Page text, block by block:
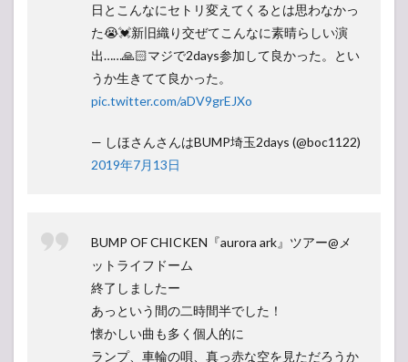
日とこんなにセトリ変えてくるとは思わなかっ
た😭💓新旧織り交ぜてこんなに素晴らしい演
出……🙏🏻マジで2days参加して良かった。とい
うか生きてて良かった。
pic.twitter.com/aDV9grEJXo
— しほさんさんはBUMP埼玉2days (@boc1122)
2019年7月13日
BUMP OF CHICKEN『aurora ark』ツアー@メ
ットライフドーム
終了しましたー
あっという間の二時間半でした！
懐かしい曲も多く個人的に
ランプ、車輪の唄、真っ赤な空を見ただろうか